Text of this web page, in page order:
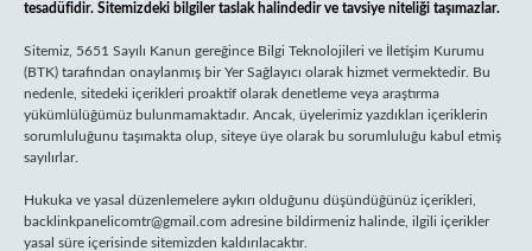
tesadüfidir. Sitemizdeki bilgiler taslak halindedir ve tavsiye niteliği taşımazlar.
Sitemiz, 5651 Sayılı Kanun gereğince Bilgi Teknolojileri ve İletişim Kurumu
(BTK) tarafından onaylanmış bir Yer Sağlayıcı olarak hizmet vermektedir. Bu
nedenle, sitedeki içerikleri proaktif olarak denetleme veya araştırma
yükümlülüğümüz bulunmamaktadır. Ancak, üyelerimiz yazdıkları içeriklerin
sorumluluğunu taşımakta olup, siteye üye olarak bu sorumluluğu kabul etmiş
sayılırlar.
Hukuka ve yasal düzenlemelere aykırı olduğunu düşündüğünüz içerikleri,
backlinkpanelicomtr@gmail.com adresine bildirmeniz halinde, ilgili içerikler
yasal süre içerisinde sitemizden kaldırılacaktır.